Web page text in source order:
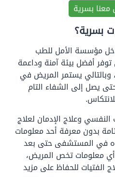
معنا بسرية
بسرية؟
مؤسسة الأمل للطب
أفضل بيئة آمنة وداعمة
وبالتالي يستمر المريض في
يصل إلى الشفاء التام
وعلاج الإدمان لعلاج
بدون معرفة أحد معلومات
في المستشفى حتى بعد
معلومات تخص المريض،
الفتيات للحفاظ على مزيد